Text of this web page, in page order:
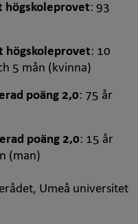
högskoleprovet: 93
högskoleprovet: 10
5 mån (kvinna)
poäng 2,0: 75 år
poäng 2,0: 15 år
(man)
Umeå universitet